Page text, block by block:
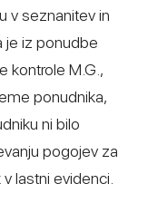
v seznanitev in
je iz ponudbe
kontrole M.G.,
ponudnika,
ni bilo
pogojev za
lastni evidenci.